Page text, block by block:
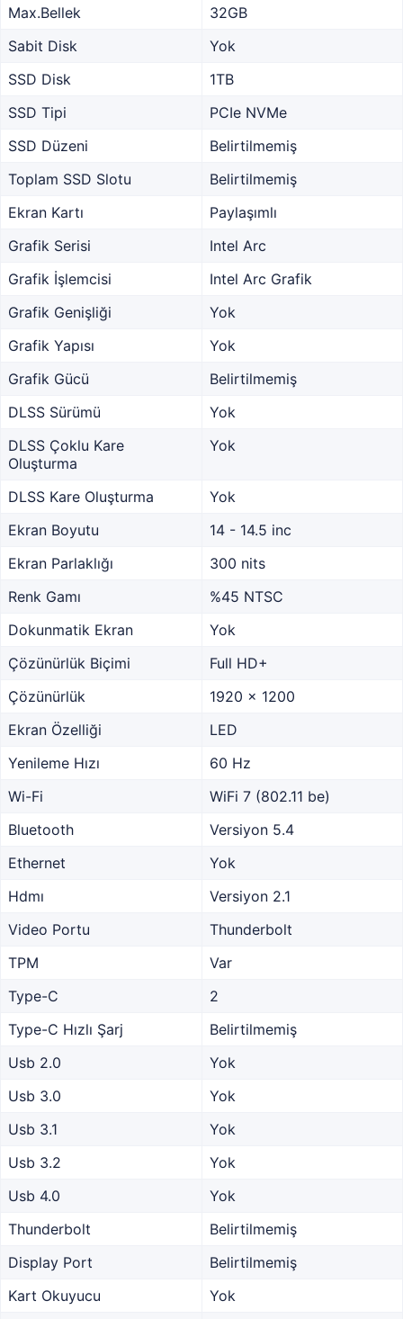
Max.Bellek
32GB
Sabit Disk
Yok
SSD Disk
1TB
SSD Tipi
PCIe NVMe
SSD Düzeni
Belirtilmemiş
Toplam SSD Slotu
Belirtilmemiş
Ekran Kartı
Paylaşımlı
Grafik Serisi
Intel Arc
Grafik İşlemcisi
Intel Arc Grafik
Grafik Genişliği
Yok
Grafik Yapısı
Yok
Grafik Gücü
Belirtilmemiş
DLSS Sürümü
Yok
DLSS Çoklu Kare
Oluşturma
Yok
DLSS Kare Oluşturma
Yok
Ekran Boyutu
14 - 14.5 inc
Ekran Parlaklığı
300 nits
Renk Gamı
%45 NTSC
Dokunmatik Ekran
Yok
Çözünürlük Biçimi
Full HD+
Çözünürlük
1920 x 1200
Ekran Özelliği
LED
Yenileme Hızı
60 Hz
Wi-Fi
WiFi 7 (802.11 be)
Bluetooth
Versiyon 5.4
Ethernet
Yok
Hdmı
Versiyon 2.1
Video Portu
Thunderbolt
TPM
Var
Type-C
2
Type-C Hızlı Şarj
Belirtilmemiş
Usb 2.0
Yok
Usb 3.0
Yok
Usb 3.1
Yok
Usb 3.2
Yok
Usb 4.0
Yok
Thunderbolt
Belirtilmemiş
Display Port
Belirtilmemiş
Kart Okuyucu
Yok